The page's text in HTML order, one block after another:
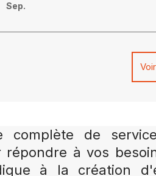
Sep.
complète de
répondre à vos
à la création